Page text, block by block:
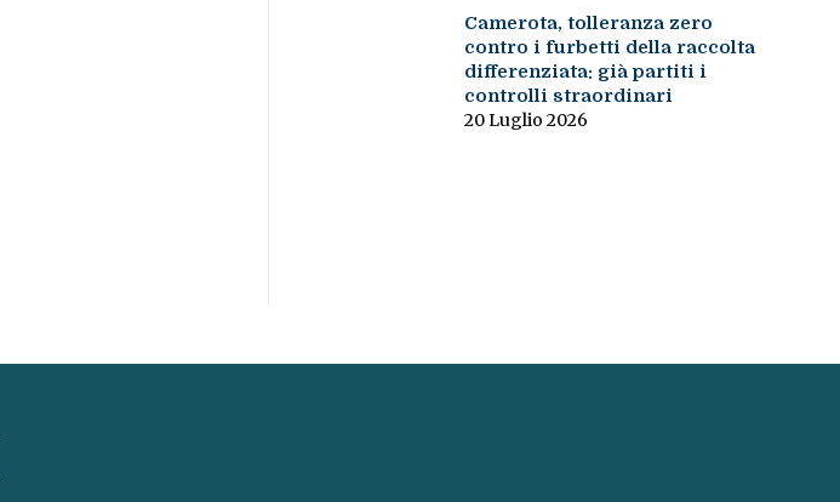
Camerota, tolleranza zero
contro i furbetti della raccolta
differenziata: già partiti i
controlli straordinari
20 Luglio 2026